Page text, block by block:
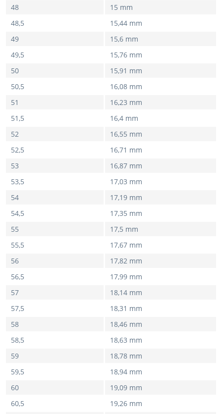
48
15 mm
48,5
15,44 mm
49
15,6 mm
49,5
15,76 mm
50
15,91 mm
50,5
16,08 mm
51
16,23 mm
51,5
16,4 mm
52
16,55 mm
52,5
16,71 mm
53
16,87 mm
53,5
17,03 mm
54
17,19 mm
54,5
17,35 mm
55
17,5 mm
55,5
17,67 mm
56
17,82 mm
56,5
17,99 mm
57
18,14 mm
57,5
18,31 mm
58
18,46 mm
58,5
18,63 mm
59
18,78 mm
59,5
18,94 mm
60
19,09 mm
60,5
19,26 mm